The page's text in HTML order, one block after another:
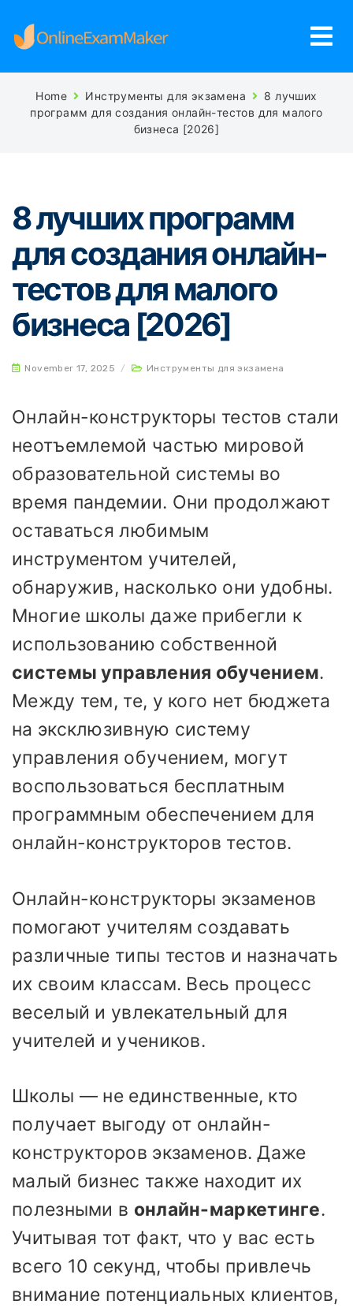
Home Инструменты для экзамена
8 лучших
программ для создания онлайн-тестов для малого
бизнеса [2026]
8 лучших программ
для создания онлайн-
тестов для малого
бизнеса [2026]
November 17, 2025 / Инструменты для экзамена
Онлайн-конструкторы тестов стали
неотъемлемой частью мировой
образовательной системы во
время пандемии. Они продолжают
оставаться любимым
инструментом учителей,
обнаружив, насколько они удобны.
Многие школы даже прибегли к
использованию собственной
системы управления обучением.
Между тем, те, у кого нет бюджета
на эксклюзивную систему
управления обучением, могут
воспользоваться бесплатным
программным обеспечением для
онлайн-конструкторов тестов.
Онлайн-конструкторы экзаменов
помогают учителям создавать
различные типы тестов и назначать
их своим классам. Весь процесс
веселый и увлекательный для
учителей и учеников.
Школы — не единственные, кто
получает выгоду от онлайн-
конструкторов экзаменов. Даже
малый бизнес также находит их
полезными в онлайн-маркетинге.
Учитывая тот факт, что у вас есть
всего 10 секунд, чтобы привлечь
внимание потенциальных клиентов,